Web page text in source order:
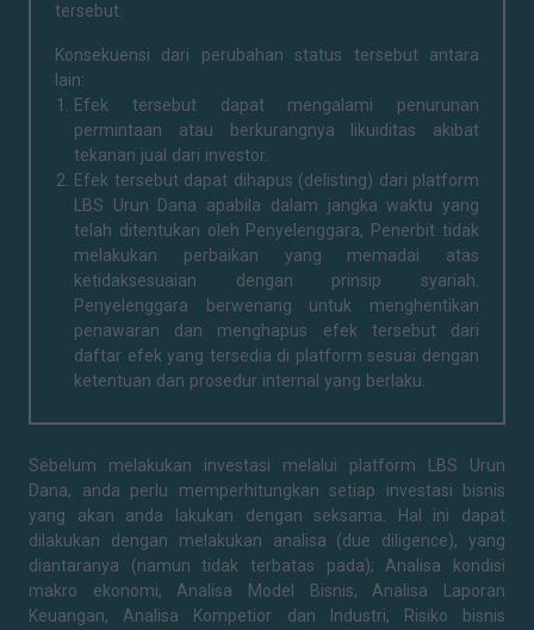
tersebut.
Konsekuensi dari perubahan status tersebut antara
lain:
Efek tersebut dapat mengalami penurunan
permintaan atau berkurangnya likuiditas akibat
tekanan jual dari investor.
Efek tersebut dapat dihapus (delisting) dari platform
LBS Urun Dana apabila dalam jangka waktu yang
telah ditentukan oleh Penyelenggara, Penerbit tidak
melakukan perbaikan yang memadai atas
ketidaksesuaian dengan prinsip syariah.
Penyelenggara berwenang untuk menghentikan
penawaran dan menghapus efek tersebut dari
daftar efek yang tersedia di platform sesuai dengan
ketentuan dan prosedur internal yang berlaku.
Sebelum melakukan investasi melalui platform LBS Urun
Dana, anda perlu memperhitungkan setiap investasi bisnis
yang akan anda lakukan dengan seksama. Hal ini dapat
dilakukan dengan melakukan analisa (due diligence), yang
diantaranya (namun tidak terbatas pada); Analisa kondisi
makro ekonomi, Analisa Model Bisnis, Analisa Laporan
Keuangan, Analisa Kompetior dan Industri, Risiko bisnis